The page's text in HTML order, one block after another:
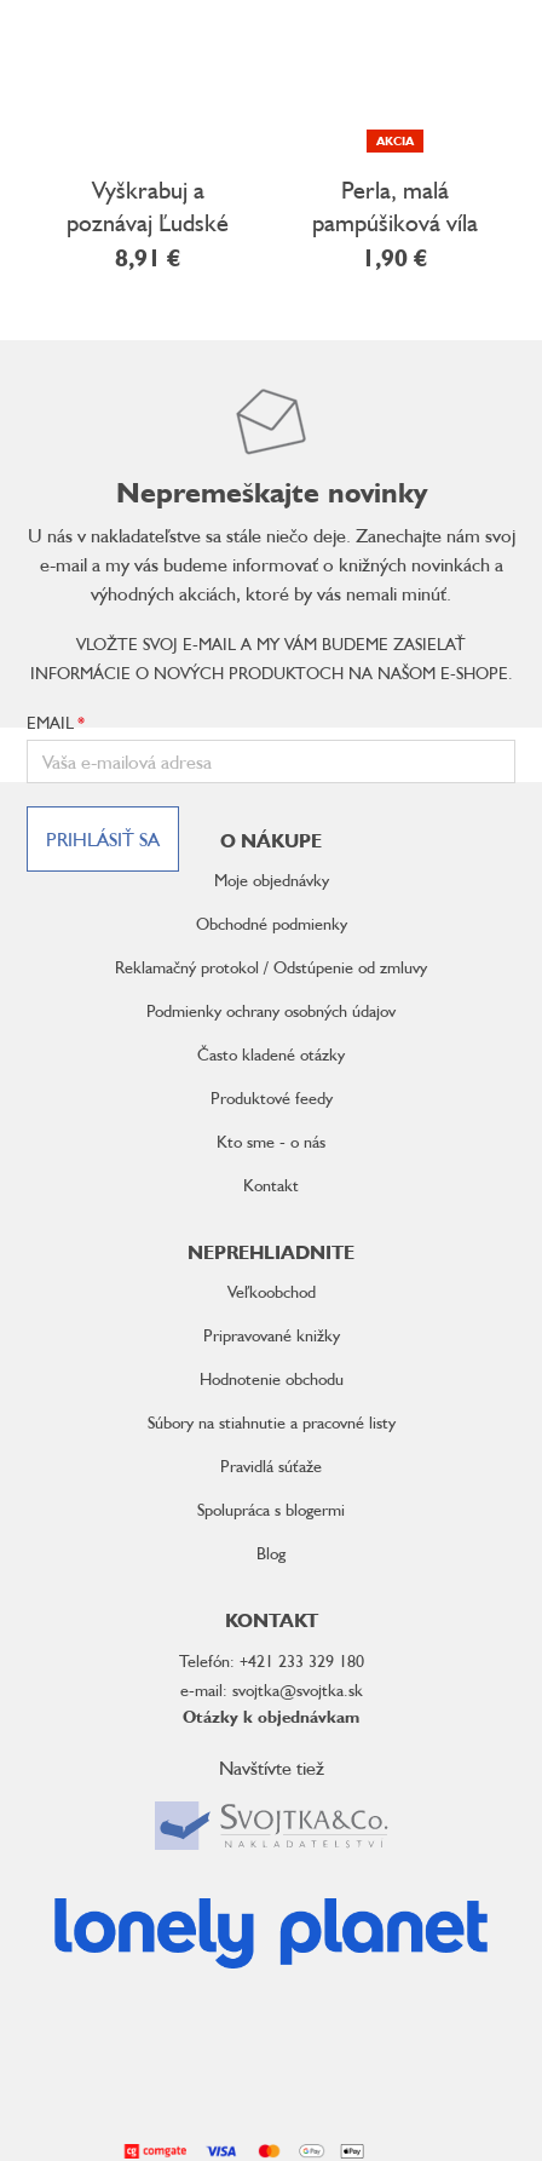
Vyškrabuj a
poznávaj Ľudské
telo
8,91 €
AKCIA
Perla, malá
pampúšiková víla
1,90 €
Nepremeškajte novinky
U nás v nakladateľstve sa stále niečo deje. Zanechajte nám svoj
e-mail a my vás budeme informovať o knižných novinkách a
výhodných akciách, ktoré by vás nemali minúť.
VLOŽTE SVOJ E-MAIL A MY VÁM BUDEME ZASIELAŤ
INFORMÁCIE O NOVÝCH PRODUKTOCH NA NAŠOM E-SHOPE.
EMAIL
PRIHLÁSIŤ SA O NÁKUPE
Moje objednávky
Obchodné podmienky
Reklamačný protokol / Odstúpenie od zmluvy
Podmienky ochrany osobných údajov
Často kladené otázky
Produktové feedy
Kto sme - o nás
Kontakt
NEPREHLIADNITE
Veľkoobchod
Pripravované knižky
Hodnotenie obchodu
Súbory na stiahnutie a pracovné listy
Pravidlá súťaže
Spolupráca s blogermi
Blog
KONTAKT
Telefón: +421 233 329 180
e-mail: svojtka@svojtka.sk
Otázky k objednávkam
Navštívte tiež